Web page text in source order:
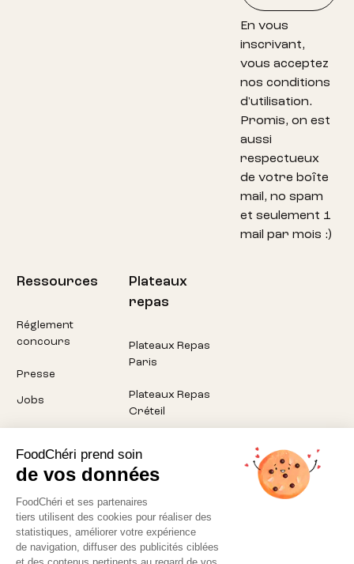
FoodChéri prend soin
de vos données
FoodChéri et ses partenaires
tiers utilisent des cookies pour réaliser des
statistiques, améliorer votre expérience
de navigation, diffuser des publicités ciblées
et des contenus pertinents au regard de vos
En vous
inscrivant,
vous acceptez
nos conditions
d'utilisation.
Promis, on est
aussi
respectueux
de votre boîte
mail, no spam
et seulement 1
mail par mois :)
Ressources
Réglement
concours
Presse
Jobs
Plateaux
repas
Plateaux Repas
Paris
Plateaux Repas
Créteil
Pantin
Montreuil
Plateaux Repas
Aubervilliers